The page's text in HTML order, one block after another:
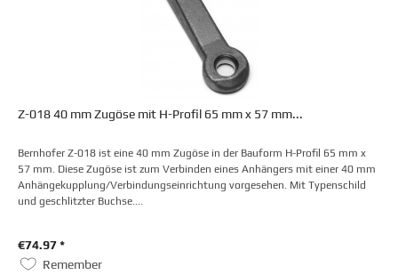
Z-018 40 mm Zugöse mit H-Profil 65 mm x 57 mm...
Bernhofer Z-018 ist eine 40 mm Zugöse in der Bauform H-Profil 65 mm x
57 mm. Diese Zugöse ist zum Verbinden eines Anhängers mit einer 40 mm
Anhängekupplung/Verbindungseinrichtung vorgesehen. Mit Typenschild
und geschlitzter Buchse....
€74.97 *
Remember